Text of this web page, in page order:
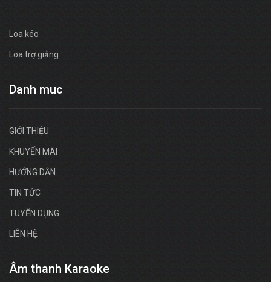
Loa kéo
Loa trợ giảng
Danh muc
GIỚI THIỆU
KHUYẾN MÃI
HƯỚNG DẪN
TIN TỨC
TUYỂN DỤNG
LIÊN HỆ
Âm thanh Karaoke